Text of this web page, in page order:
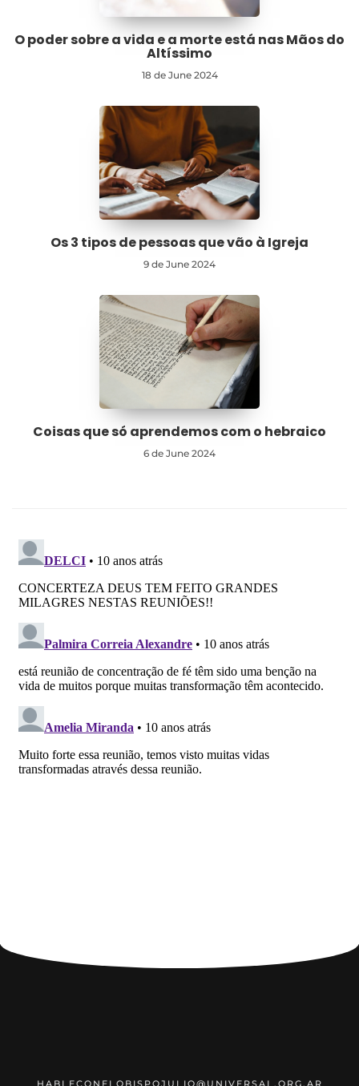
O poder sobre a vida e a morte está nas Mãos do
Altíssimo
18 de June 2024
Os 3 tipos de pessoas que vão à Igreja
9 de June 2024
Coisas que só aprendemos com o hebraico
6 de June 2024
HABLECONELOBISPOJULIO@UNIVERSAL.ORG.AR